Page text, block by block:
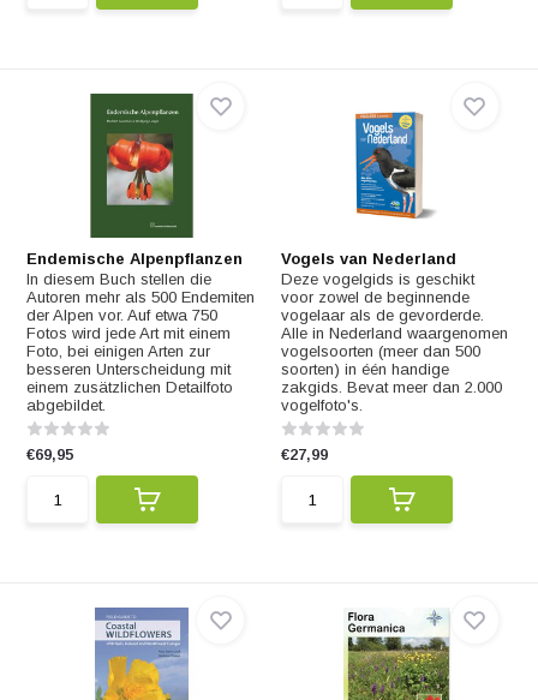
Endemische Alpenpflanzen
In diesem Buch stellen die
Autoren mehr als 500 Endemiten
der Alpen vor. Auf etwa 750
Fotos wird jede Art mit einem
Foto, bei einigen Arten zur
besseren Unterscheidung mit
einem zusätzlichen Detailfoto
abgebildet.
€69,95
Vogels van Nederland
Deze vogelgids is geschikt
voor zowel de beginnende
vogelaar als de gevorderde.
Alle in Nederland waargenomen
vogelsoorten (meer dan 500
soorten) in één handige
zakgids. Bevat meer dan 2.000
vogelfoto's.
€27,99